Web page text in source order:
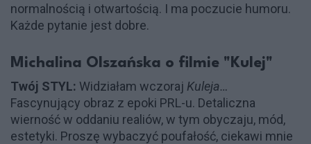
normalnością i otwartością. I ma poczucie humoru.
Każde pytanie jest dobre.
Michalina Olszańska o filmie "Kulej"
Twój STYL: Widziałam wczoraj Kuleja…
Fascynujący obraz z epoki PRL-u. Detaliczna
wierność w oddaniu realiów, w tym obyczaju, mód,
estetyki. Proszę wybaczyć poufałość, ciekawi mnie